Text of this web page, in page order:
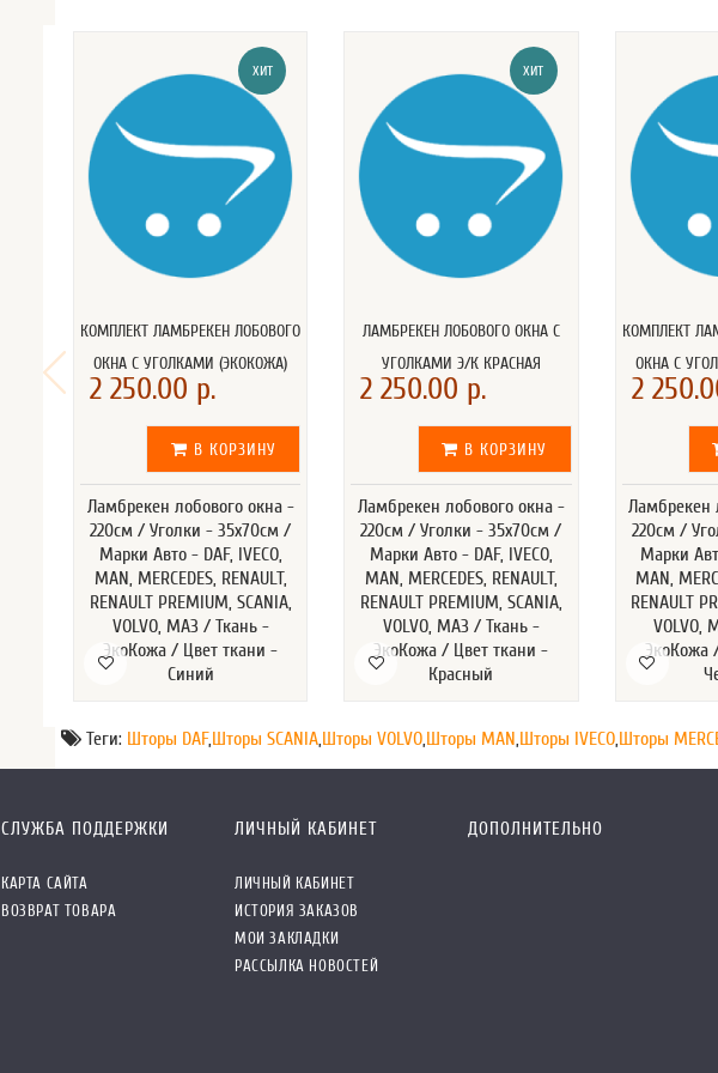
ХИТ
КОМПЛЕКТ ЛАМБРЕКЕН ЛОБОВОГО
ОКНА C УГОЛКАМИ (ЭКОКОЖА)
2 250.00 р.
В КОРЗИНУ
Ламбрекен лобового окна -
220см / Уголки - 35x70см /
Марки Авто - DAF, IVECO,
MAN, MERCEDES, RENAULT,
RENAULT PREMIUM, SCANIA,
VOLVO, МАЗ / Ткань -
ЭкоКожа / Цвет ткани -
Синий
ХИТ
ЛАМБРЕКЕН ЛОБОВОГО ОКНА C
УГОЛКАМИ Э/К КРАСНАЯ
2 250.00 р.
В КОРЗИНУ
Ламбрекен лобового окна -
220см / Уголки - 35x70см /
Марки Авто - DAF, IVECO,
MAN, MERCEDES, RENAULT,
RENAULT PREMIUM, SCANIA,
VOLVO, МАЗ / Ткань -
ЭкоКожа / Цвет ткани -
Красный
КОМПЛЕКТ
ОКНА C
2
Ламбрекен
220см /
Марки
MAN,
RENAULT
VOLVO,
ЭкоКожа
Теги: Шторы DAF,Шторы SCANIA,Шторы VOLVO,Шторы MAN,Шторы IVECO,Шторы
СЛУЖБА ПОДДЕРЖКИ
КАРТА САЙТА
ВОЗВРАТ ТОВАРА
ЛИЧНЫЙ КАБИНЕТ
ЛИЧНЫЙ КАБИНЕТ
ИСТОРИЯ ЗАКАЗОВ
МОИ ЗАКЛАДКИ
РАССЫЛКА НОВОСТЕЙ
ДОПОЛНИТЕЛЬНО